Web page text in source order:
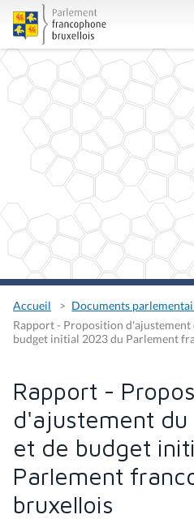
Accueil
Documents
Rapport - Proposition d'ajustement
budget initial 2023 du Parlement
Rapport -
d'ajustement
et de budget
Parlement
bruxellois